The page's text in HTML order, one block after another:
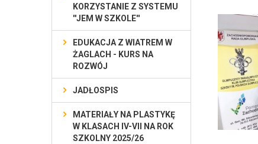
KORZYSTANIE Z SYSTEMU
''JEM W SZKOLE''
EDUKACJA Z WIATREM W
ŻAGLACH - KURS NA
ROZWÓJ
JADŁOSPIS
MATERIAŁY NA PLASTYKĘ
W KLASACH IV-VII NA ROK
SZKOLNY 2025/26